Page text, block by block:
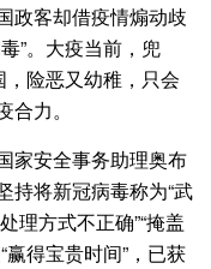
政客却借疫情煽动歧
”。大疫当前，兜
，险恶又幼稚，只会
力。
安全事务助理奥布
持将新冠病毒称为“武
理方式不正确”“掩盖
得宝贵时间”，已获